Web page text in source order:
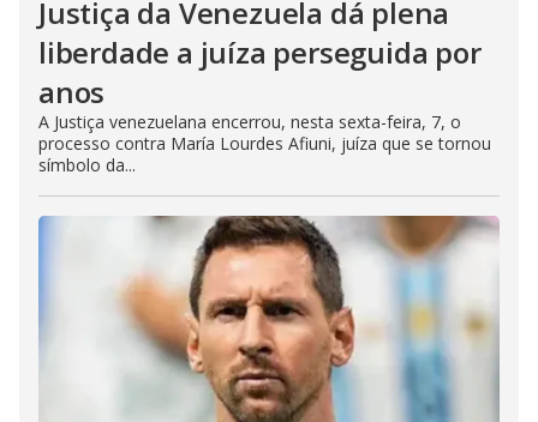
Justiça da Venezuela dá plena
liberdade a juíza perseguida por
anos
A Justiça venezuelana encerrou, nesta sexta-feira, 7, o
processo contra María Lourdes Afiuni, juíza que se tornou
símbolo da...